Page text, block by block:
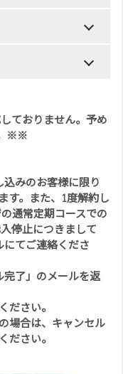
ておりません。予め
。※※
みのお客様に限り
す。また、1度解約し
通常定期コースでの
停止につきまして
にてご連絡くださ
了」のメールを返
ださい。
場合は、キャンセル
ださい。